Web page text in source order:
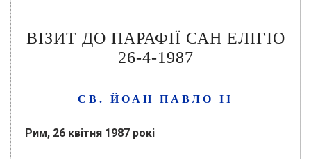
ВІЗИТ ДО ПАРАФІЇ САН ЕЛІГІО
26-4-1987
СВ. ЙОАН ПАВЛО ІІ
Рим, 26 квітня 1987 рокі